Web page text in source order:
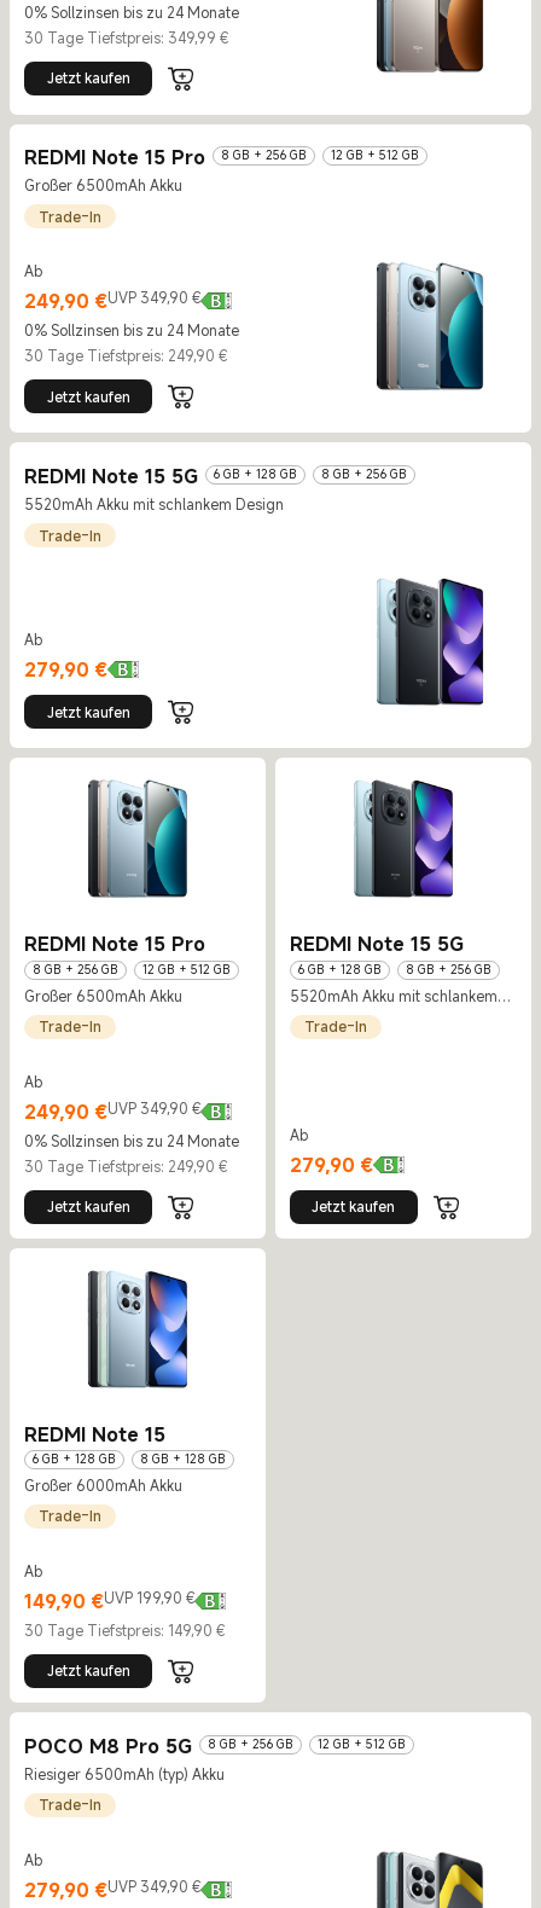
0% Sollzinsen bis zu 24 Monate
30 Tage Tiefstpreis: 349,99 €
Jetzt kaufen
REDMI Note 15 Pro 8 GB + 256 GB 12 GB + 512 GB
Großer 6500mAh Akku
Trade-In
Ab
249,90 €
Current Price €249.9
UVP 349,90 €
UVP 349,90 €
0% Sollzinsen bis zu 24 Monate
30 Tage Tiefstpreis: 249,90 €
Jetzt kaufen
REDMI Note 15 5G 6 GB + 128 GB 8 GB + 256 GB
5520mAh Akku mit schlankem Design
Trade-In
Ab
279,90 €
Current Price €279.9
Jetzt kaufen
REDMI Note 15 Pro
8 GB + 256 GB 12 GB + 512 GB
Großer 6500mAh Akku
Trade-In
Ab
249,90 €
Current Price €249.9
UVP 349,90 €
UVP 349,90 €
0% Sollzinsen bis zu 24 Monate
30 Tage Tiefstpreis: 249,90 €
Jetzt kaufen
REDMI Note 15 5G
6 GB + 128 GB 8 GB + 256 GB
5520mAh Akku mit schlankem
Design
Trade-In
Ab
279,90 €
Current Price €279.9
Jetzt kaufen
REDMI Note 15
6 GB + 128 GB
8 GB + 128 GB
8 GB + 256 GB
Großer 6000mAh Akku
Trade-In
Ab
149,90 €
Current Price €149.9
UVP 199,90 €
UVP 199,90 €
30 Tage Tiefstpreis: 149,90 €
Jetzt kaufen
POCO M8 Pro 5G 8 GB + 256 GB 12 GB + 512 GB
Riesiger 6500mAh (typ) Akku
Trade-In
Ab
279,90 €
Current Price €279.9
UVP 349,90 €
UVP 349,90 €